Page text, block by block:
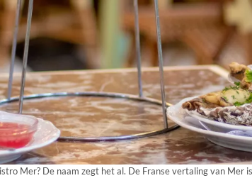
Mer? De naam zegt het al. De Franse vertaling van Mer